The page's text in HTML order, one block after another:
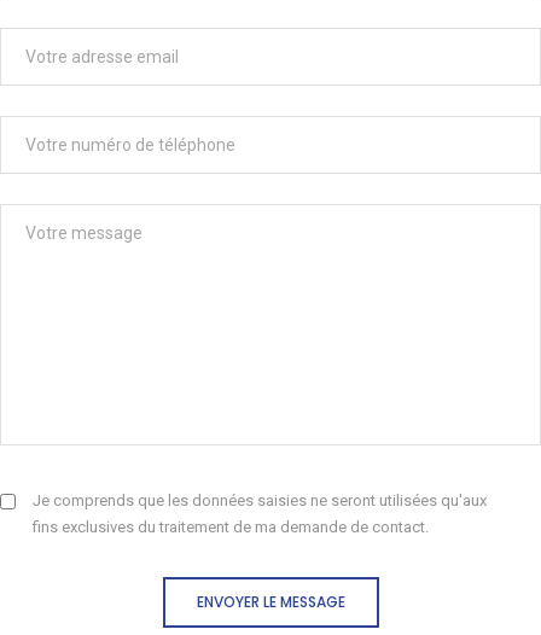
Je comprends que les données saisies ne seront utilisées qu'aux
fins exclusives du traitement de ma demande de contact.
ENVOYER LE MESSAGE